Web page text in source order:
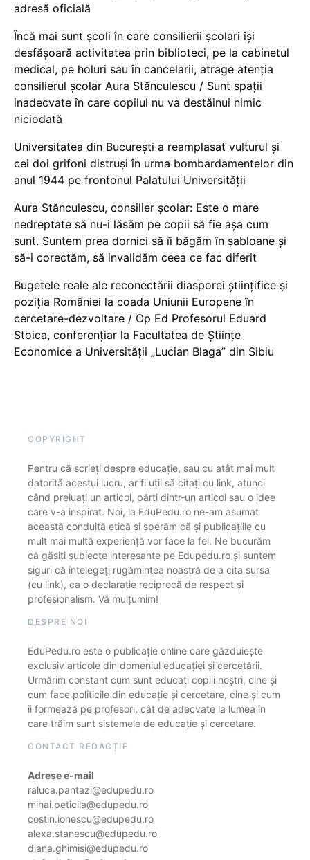
adresă oficială
Încă mai sunt școli în care consilierii școlari își
desfășoară activitatea prin biblioteci, pe la cabinetul
medical, pe holuri sau în cancelarii, atrage atenția
consilierul școlar Aura Stănculescu / Sunt spații
inadecvate în care copilul nu va destăinui nimic
niciodată
Universitatea din București a reamplasat vulturul și
cei doi grifoni distruși în urma bombardamentelor din
anul 1944 pe frontonul Palatului Universității
Aura Stănculescu, consilier școlar: Este o mare
nedreptate să nu-i lăsăm pe copii să fie așa cum
sunt. Suntem prea dornici să îi băgăm în șabloane și
să-i corectăm, să invalidăm ceea ce fac diferit
Bugetele reale ale reconectării diasporei științifice și
poziția României la coada Uniunii Europene în
cercetare-dezvoltare / Op Ed Profesorul Eduard
Stoica, conferențiar la Facultatea de Științe
Economice a Universității „Lucian Blaga” din Sibiu
COPYRIGHT
Pentru că scrieți despre educație, sau cu atât mai mult
datorită acestui lucru, ar fi util să citați cu link, atunci
când preluați un articol, părți dintr-un articol sau o idee
care v-a inspirat. Noi, la EduPedu.ro ne-am asumat
această conduită etică și sperăm că și publicațiile cu
mult mai multă experiență vor face la fel. Ne bucurăm
că găsiți subiecte interesante pe Edupedu.ro și suntem
siguri că înțelegeți rugămintea noastră de a cita sursa
(cu link), ca o declarație reciprocă de respect și
profesionalism. Vă mulțumim!
DESPRE NOI
EduPedu.ro este o publicație online care găzduiește
exclusiv articole din domeniul educației și cercetării.
Urmărim constant cum sunt educați copiii noștri, cine și
cum face politicile din educație și cercetare, cine și cum
îi formează pe profesori, cât de adecvate la lumea în
care trăim sunt sistemele de educație și cercetare.
CONTACT REDACȚIE
Adrese e-mail
raluca.pantazi@edupedu.ro
mihai.peticila@edupedu.ro
costin.ionescu@edupedu.ro
alexa.stanescu@edupedu.ro
diana.ghimisi@edupedu.ro